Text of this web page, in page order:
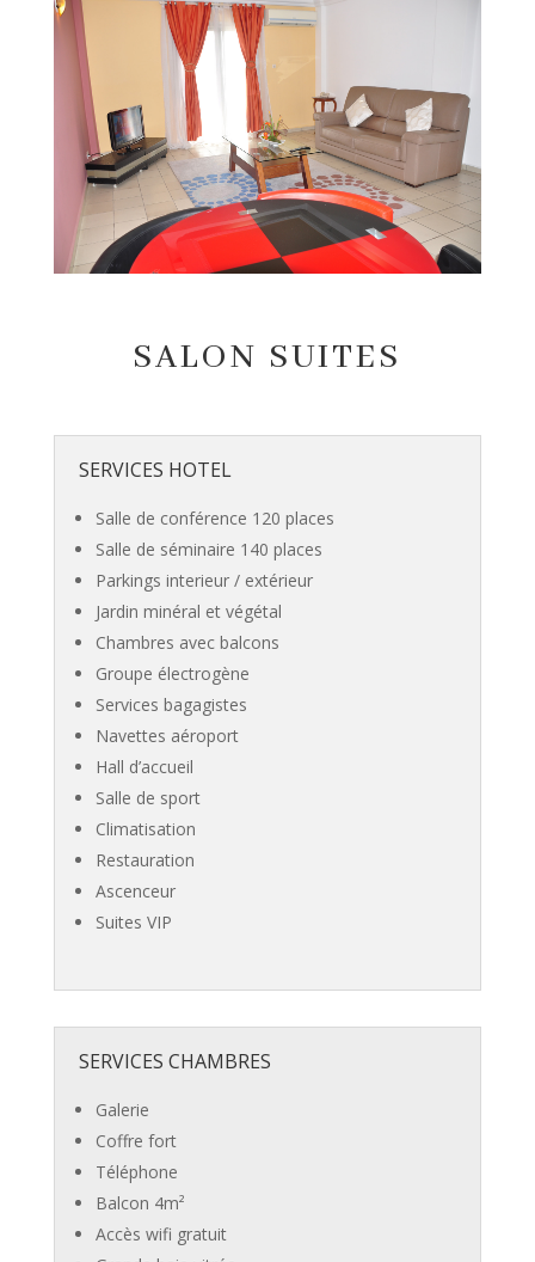
SALON SUITES
SERVICES HOTEL
Salle de conférence 120 places
Salle de séminaire 140 places
Parkings interieur / extérieur
Jardin minéral et végétal
Chambres avec balcons
Groupe électrogène
Services bagagistes
Navettes aéroport
Hall d’accueil
Salle de sport
Climatisation
Restauration
Ascenceur
Suites VIP
SERVICES CHAMBRES
Galerie
Coffre fort
Téléphone
Balcon 4m²
Accès wifi gratuit